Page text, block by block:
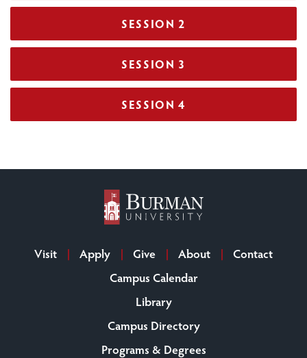
SESSION 2
SESSION 3
SESSION 4
Visit Apply Give About
Contact
Campus Calendar
Library
Campus Directory
Programs & Degrees